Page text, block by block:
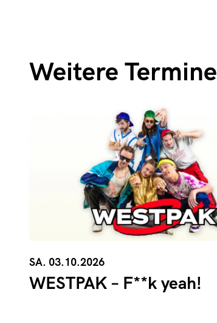
Weitere Termine
SA. 03.10.2026
WESTPAK – F**k yeah!